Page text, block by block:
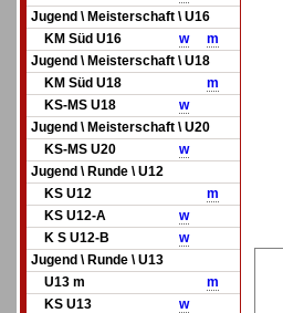
Jugend \ Meisterschaft \ U16
KM Süd U16
w
m
Jugend \ Meisterschaft \ U18
KM Süd U18
m
KS-MS U18
w
Jugend \ Meisterschaft \ U20
KS-MS U20
w
Jugend \ Runde \ U12
KS U12
m
KS U12-A
w
K S U12-B
w
Jugend \ Runde \ U13
U13 m
m
KS U13
w